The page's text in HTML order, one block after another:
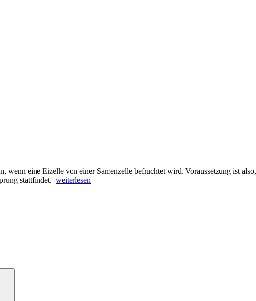
wenn eine Eizelle von einer Samenzelle befruchtet wird. Voraussetzung ist also,
stattfindet. „Verhütung
weiterlesen